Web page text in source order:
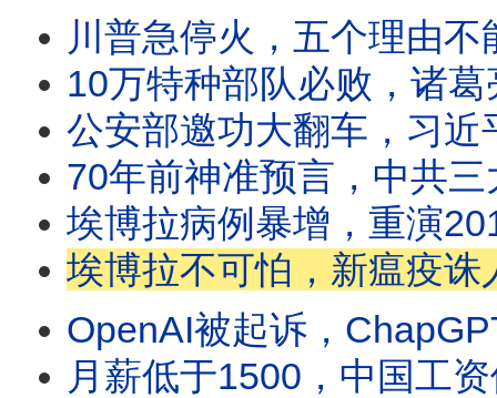
川普急停火，五个理由不能说；美伊谈判，三大反常引震
10万特种部队必败，诸葛亮八阵图为何战无不胜？司马懿也败
公安部邀功大翻车，习近平生日惨被高级黑；台湾国安局招募中国线人，化身“中
70年前神准预言，中共三大隐蔽战术猛攻台湾；郑丽文访美频
埃博拉病例暴增，重演2014年西非大瘟疫？攻击医护人员、抢夺尸体，病
埃博拉不可怕，新瘟疫诛人又诛心；世卫警告：埃博拉一月已爆发；疫情数据
OpenAI被起诉，ChapGPT如何成犯罪帮凶？马斯克警告AI毁灭人类，AI
月薪低于1500，中国工资倒退17年；中国低薪海啸来袭，中共躺平没救